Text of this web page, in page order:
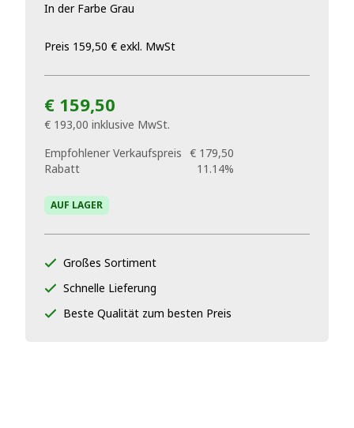
In der Farbe Grau
Preis 159,50 € exkl. MwSt
€ 159,50
€ 193,00 inklusive MwSt.
Empfohlener Verkaufspreis € 179,50
Rabatt
11.14%
AUF LAGER
Großes Sortiment
Schnelle Lieferung
Beste Qualität zum besten Preis